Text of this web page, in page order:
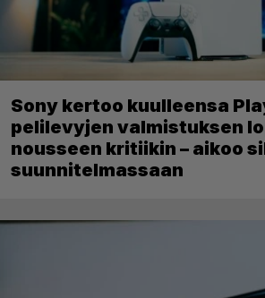
Sony kertoo kuulleensa
pelilevyjen valmistuksen
nousseen kritiikin – aikoo
suunnitelmassaan